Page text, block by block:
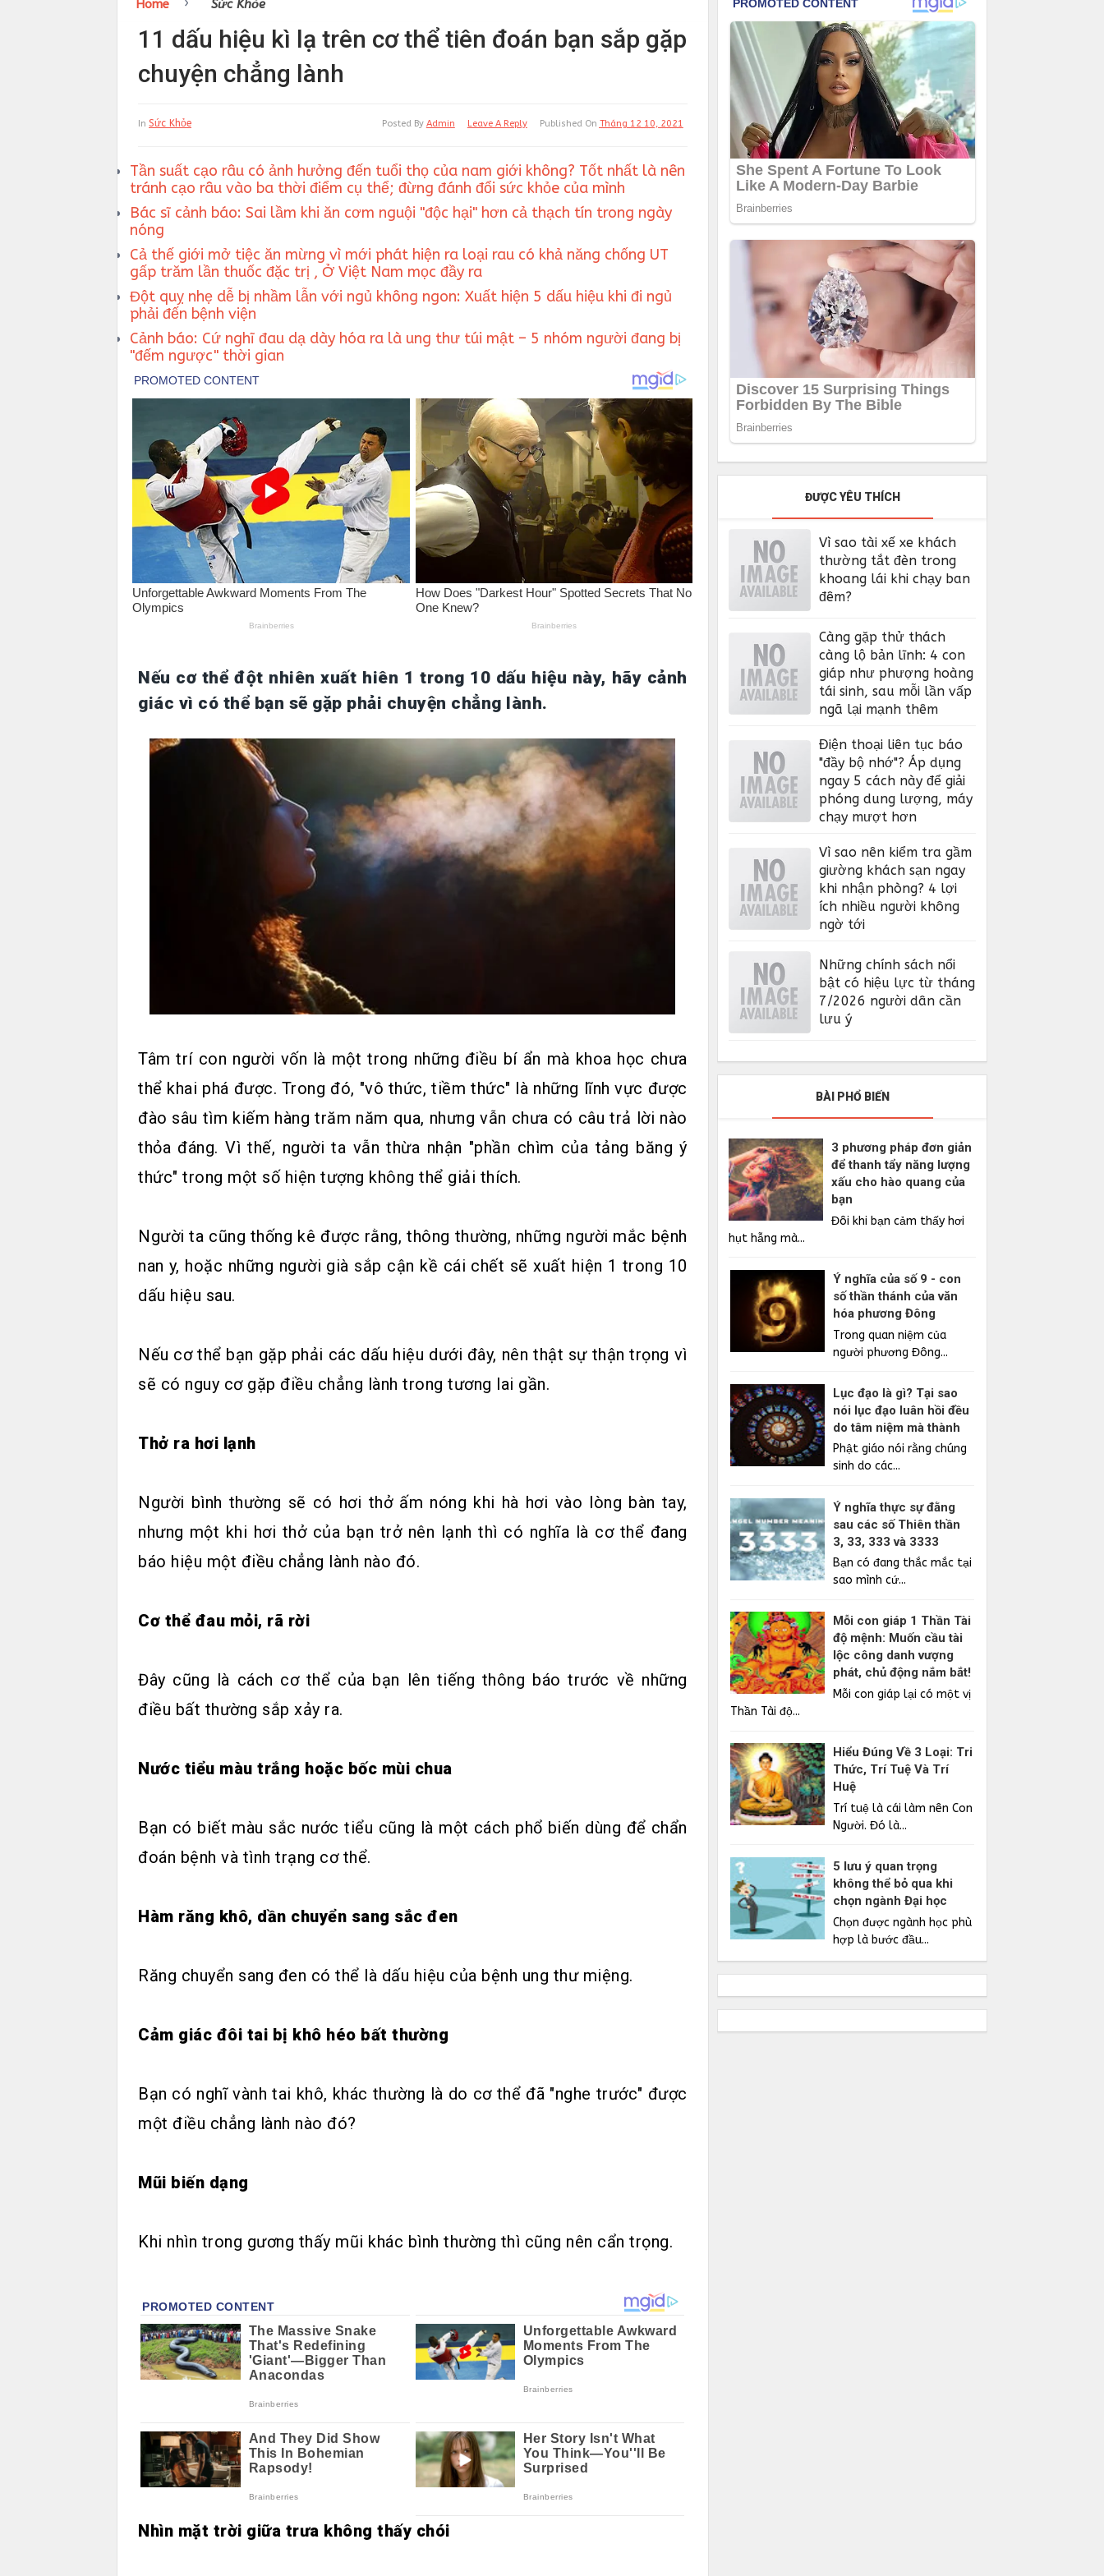
Home Sức Khỏe
11 dấu hiệu kì lạ trên cơ thể tiên đoán bạn sắp gặp
chuyện chẳng lành
In Sức Khỏe Published On Tháng 12 10, 2021
Leave A Reply
Posted By Admin
Tần suất cạo râu có ảnh hưởng đến tuổi thọ của nam giới không? Tốt nhất là nên
tránh cạo râu vào ba thời điểm cụ thể; đừng đánh đổi sức khỏe của mình
Bác sĩ cảnh báo: Sai lầm khi ăn cơm nguội "độc hại" hơn cả thạch tín trong ngày
nóng
Cả thế giới mở tiệc ăn mừng vì mới phát hiện ra loại rau có khả năng chống UT
gấp trăm lần thuốc đặc trị , Ở Việt Nam mọc đầy ra
Đột quỵ nhẹ dễ bị nhầm lẫn với ngủ không ngon: Xuất hiện 5 dấu hiệu khi đi ngủ
phải đến bệnh viện
Cảnh báo: Cứ nghĩ đau dạ dày hóa ra là ung thư túi mật – 5 nhóm người đang bị
"đếm ngược" thời gian
Nếu cơ thể đột nhiên xuất hiên 1 trong 10 dấu hiệu này, hãy cảnh
giác vì có thể bạn sẽ gặp phải chuyện chẳng lành.
Tâm trí con người vốn là một trong những điều bí ẩn mà khoa học chưa
thể khai phá được. Trong đó, "vô thức, tiềm thức" là những lĩnh vực được
đào sâu tìm kiếm hàng trăm năm qua, nhưng vẫn chưa có câu trả lời nào
thỏa đáng. Vì thế, người ta vẫn thừa nhận "phần chìm của tảng băng ý
thức" trong một số hiện tượng không thể giải thích.
Người ta cũng thống kê được rằng, thông thường, những người mắc bệnh
nan y, hoặc những người già sắp cận kề cái chết sẽ xuất hiện 1 trong 10
dấu hiệu sau.
Nếu cơ thể bạn gặp phải các dấu hiệu dưới đây, nên thật sự thận trọng vì
sẽ có nguy cơ gặp điều chẳng lành trong tương lai gần.
Thở ra hơi lạnh
Người bình thường sẽ có hơi thở ấm nóng khi hà hơi vào lòng bàn tay,
nhưng một khi hơi thở của bạn trở nên lạnh thì có nghĩa là cơ thể đang
báo hiệu một điều chẳng lành nào đó.
Cơ thể đau mỏi, rã rời
Đây cũng là cách cơ thể của bạn lên tiếng thông báo trước về những
điều bất thường sắp xảy ra.
Nước tiểu màu trắng hoặc bốc mùi chua
Bạn có biết màu sắc nước tiểu cũng là một cách phổ biến dùng để chẩn
đoán bệnh và tình trạng cơ thể.
Hàm răng khô, dần chuyển sang sắc đen
Răng chuyển sang đen có thể là dấu hiệu của bệnh ung thư miệng.
Cảm giác đôi tai bị khô héo bất thường
Bạn có nghĩ vành tai khô, khác thường là do cơ thể đã "nghe trước" được
một điều chẳng lành nào đó?
Mũi biến dạng
Khi nhìn trong gương thấy mũi khác bình thường thì cũng nên cẩn trọng.
Nhìn mặt trời giữa trưa không thấy chói
ĐƯỢC YÊU THÍCH
Vì sao tài xế xe khách
thường tắt đèn trong
khoang lái khi chạy ban
đêm?
Càng gặp thử thách
càng lộ bản lĩnh: 4 con
giáp như phượng hoàng
tái sinh, sau mỗi lần vấp
ngã lại mạnh thêm
Điện thoại liên tục báo
"đầy bộ nhớ"? Áp dụng
ngay 5 cách này để giải
phóng dung lượng, máy
chạy mượt hơn
Vì sao nên kiểm tra gầm
giường khách sạn ngay
khi nhận phòng? 4 lợi
ích nhiều người không
ngờ tới
Những chính sách nổi
bật có hiệu lực từ tháng
7/2026 người dân cần
lưu ý
BÀI PHỔ BIẾN
3 phương pháp đơn giản
để thanh tẩy năng lượng
xấu cho hào quang của
bạn
Đôi khi bạn cảm thấy hơi
hụt hẫng mà...
Ý nghĩa của số 9 - con
số thần thánh của văn
hóa phương Đông
Trong quan niệm của
người phương Đông...
Lục đạo là gì? Tại sao
nói lục đạo luân hồi đều
do tâm niệm mà thành
Phật giáo nói rằng chúng
sinh do các...
Ý nghĩa thực sự đằng
sau các số Thiên thần
3, 33, 333 và 3333
Bạn có đang thắc mắc tại
sao mình cứ...
Mỗi con giáp 1 Thần Tài
độ mệnh: Muốn cầu tài
lộc công danh vượng
phát, chủ động nắm bắt!
Mỗi con giáp lại có một vị
Thần Tài độ...
Hiểu Đúng Về 3 Loại: Tri
Thức, Trí Tuệ Và Trí
Huệ
Trí tuệ là cái làm nên Con
Người. Đó là...
5 lưu ý quan trọng
không thể bỏ qua khi
chọn ngành Đại học
Chọn được ngành học phù
hợp là bước đầu...